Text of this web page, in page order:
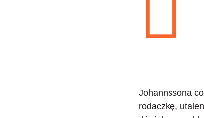
Johannssona
rodaczkę,